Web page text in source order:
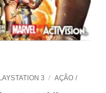
3 / AÇÃO /